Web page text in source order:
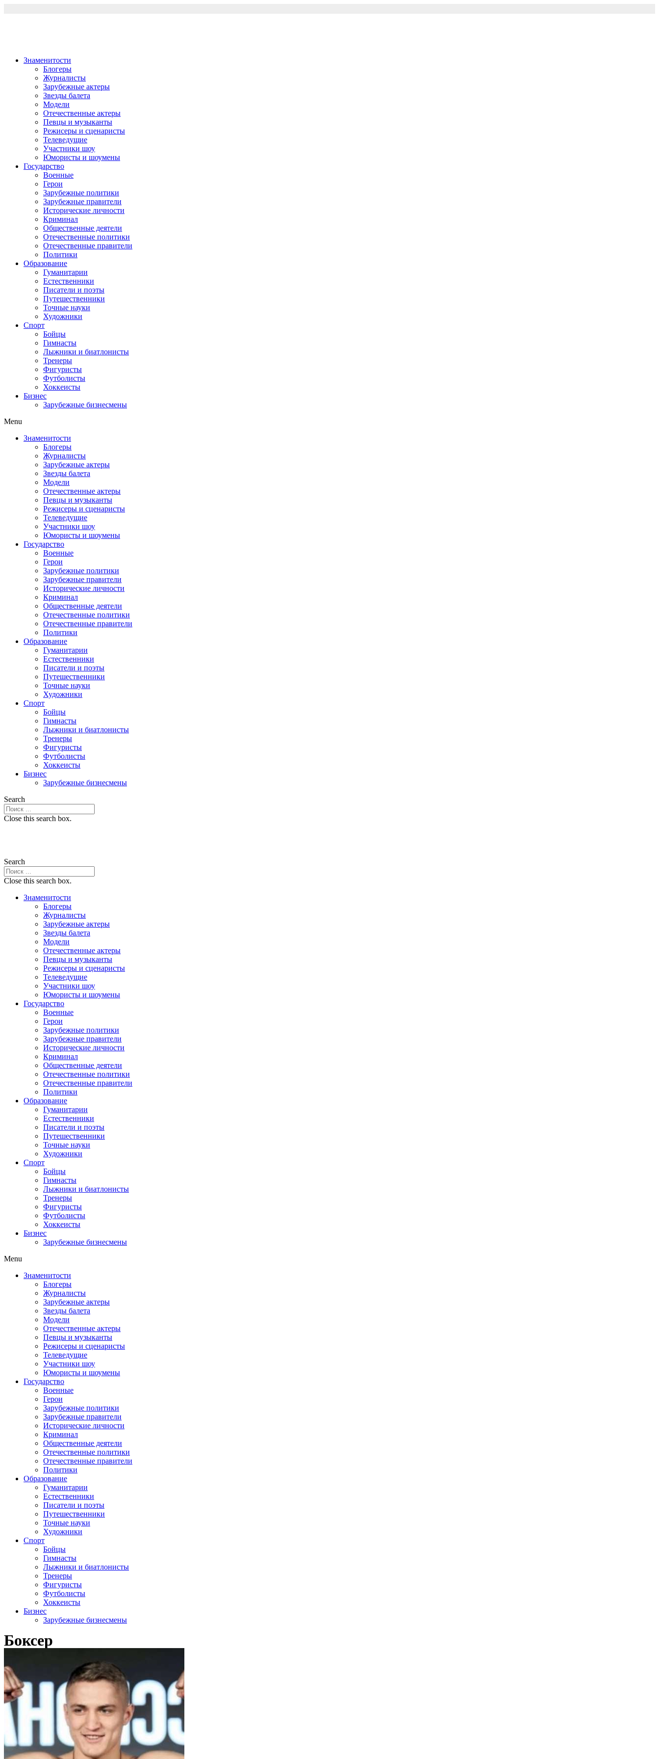
Знаменитости
Блогеры
Журналисты
Зарубежные актеры
Звезды балета
Модели
Отечественные актеры
Певцы и музыканты
Режисеры и сценаристы
Телеведущие
Участники шоу
Юмористы и шоумены
Государство
Военные
Герои
Зарубежные политики
Зарубежные правители
Исторические личности
Криминал
Общественные деятели
Отечественные политики
Отечественные правители
Политики
Образование
Гуманитарии
Естественники
Писатели и поэты
Путешественники
Точные науки
Художники
Спорт
Бойцы
Гимнасты
Лыжники и биатлонисты
Тренеры
Фигуристы
Футболисты
Хоккеисты
Бизнес
Зарубежные бизнесмены
Menu
Знаменитости
Блогеры
Журналисты
Зарубежные актеры
Звезды балета
Модели
Отечественные актеры
Певцы и музыканты
Режисеры и сценаристы
Телеведущие
Участники шоу
Юмористы и шоумены
Государство
Военные
Герои
Зарубежные политики
Зарубежные правители
Исторические личности
Криминал
Общественные деятели
Отечественные политики
Отечественные правители
Политики
Образование
Гуманитарии
Естественники
Писатели и поэты
Путешественники
Точные науки
Художники
Спорт
Бойцы
Гимнасты
Лыжники и биатлонисты
Тренеры
Фигуристы
Футболисты
Хоккеисты
Бизнес
Зарубежные бизнесмены
Search
Close this search box.
Search
Close this search box.
Знаменитости
Блогеры
Журналисты
Зарубежные актеры
Звезды балета
Модели
Отечественные актеры
Певцы и музыканты
Режисеры и сценаристы
Телеведущие
Участники шоу
Юмористы и шоумены
Государство
Военные
Герои
Зарубежные политики
Зарубежные правители
Исторические личности
Криминал
Общественные деятели
Отечественные политики
Отечественные правители
Политики
Образование
Гуманитарии
Естественники
Писатели и поэты
Путешественники
Точные науки
Художники
Спорт
Бойцы
Гимнасты
Лыжники и биатлонисты
Тренеры
Фигуристы
Футболисты
Хоккеисты
Бизнес
Зарубежные бизнесмены
Menu
Знаменитости
Блогеры
Журналисты
Зарубежные актеры
Звезды балета
Модели
Отечественные актеры
Певцы и музыканты
Режисеры и сценаристы
Телеведущие
Участники шоу
Юмористы и шоумены
Государство
Военные
Герои
Зарубежные политики
Зарубежные правители
Исторические личности
Криминал
Общественные деятели
Отечественные политики
Отечественные правители
Политики
Образование
Гуманитарии
Естественники
Писатели и поэты
Путешественники
Точные науки
Художники
Спорт
Бойцы
Гимнасты
Лыжники и биатлонисты
Тренеры
Фигуристы
Футболисты
Хоккеисты
Бизнес
Зарубежные бизнесмены
Боксер